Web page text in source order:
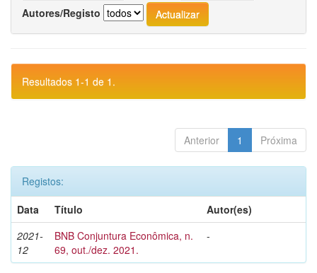
Autores/Registo
Resultados 1-1 de 1.
Anterior 1 Próxima
Registos:
Data
Título
Autor(es)
2021-
12
BNB Conjuntura Econômica, n.
69, out./dez. 2021.
-